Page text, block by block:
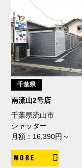
千葉県
南流山2号店
千葉県流山市
シャッター
月額：16,390円～
MORE